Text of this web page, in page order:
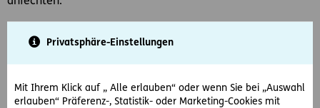
Privatsphäre-Einstellungen
Mit Ihrem Klick auf „ Alle erlauben“ oder wenn Sie bei „Auswahl
erlauben“ Präferenz-, Statistik- oder Marketing-Cookies mit
am Schutzweg, Nichtbeachtung der Vorschriften über die
Kindersicherung, Übertretung der 0,5 Promille